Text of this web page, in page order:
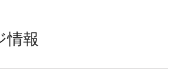
情報